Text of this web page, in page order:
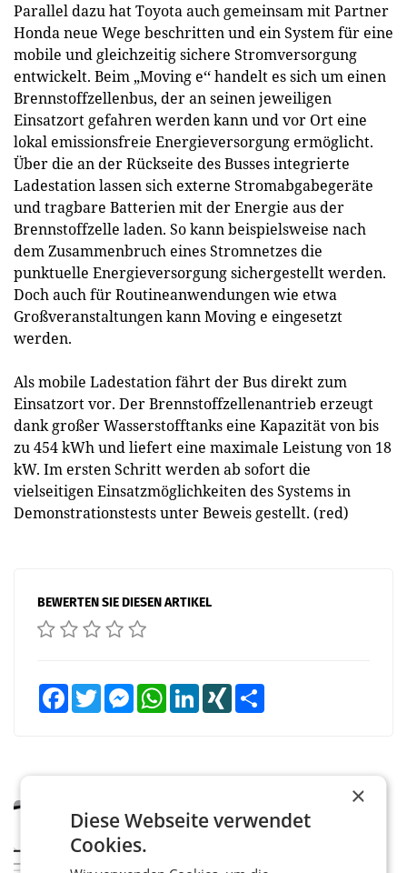
Parallel dazu hat Toyota auch gemeinsam mit Partner
Honda neue Wege beschritten und ein System für eine
mobile und gleichzeitig sichere Stromversorgung
entwickelt. Beim „Moving e‘‘ handelt es sich um einen
Brennstoffzellenbus, der an seinen jeweiligen
Einsatzort gefahren werden kann und vor Ort eine
lokal emissionsfreie Energieversorgung ermöglicht.
Über die an der Rückseite des Busses integrierte
Ladestation lassen sich externe Stromabgabegeräte
und tragbare Batterien mit der Energie aus der
Brennstoffzelle laden. So kann beispielsweise nach
dem Zusammenbruch eines Stromnetzes die
punktuelle Energieversorgung sichergestellt werden.
Doch auch für Routineanwendungen wie etwa
Großveranstaltungen kann Moving e eingesetzt
werden.
Als mobile Ladestation fährt der Bus direkt zum
Einsatzort vor. Der Brennstoffzellenantrieb erzeugt
dank großer Wasserstofftanks eine Kapazität von bis
zu 454 kWh und liefert eine maximale Leistung von 18
kW. Im ersten Schritt werden ab sofort die
vielseitigen Einsatzmöglichkeiten des Systems in
Demonstrationstests unter Beweis gestellt. (red)
BEWERTEN SIE DIESEN ARTIKEL
FacebookTwitter MessengerWhatsAppLinkedInXING
fordert sensible Berichterstattung
WIEN Der Presserat fordert Medienvertreter
×
Diese Webseite verwendet
Cookies.